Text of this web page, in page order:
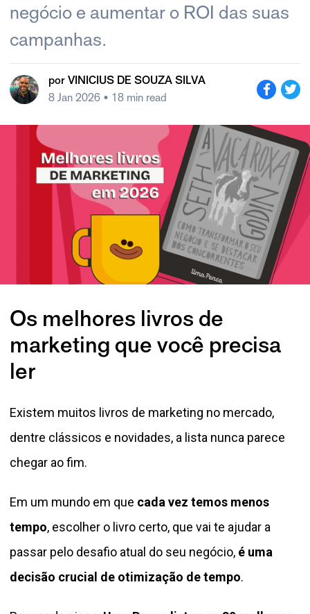
negócio e aumentar o ROI das suas
campanhas.
por VINICIUS DE SOUZA SILVA
8 Jan 2026 • 18 min read
Os melhores livros de
marketing que você precisa
ler
Existem muitos livros de marketing no mercado,
dentre clássicos e novidades, a lista nunca parece
chegar ao fim.
Em um mundo em que cada vez temos menos
tempo, escolher o livro certo, que vai te ajudar a
passar pelo desafio atual do seu negócio, é uma
decisão crucial de otimização de tempo.